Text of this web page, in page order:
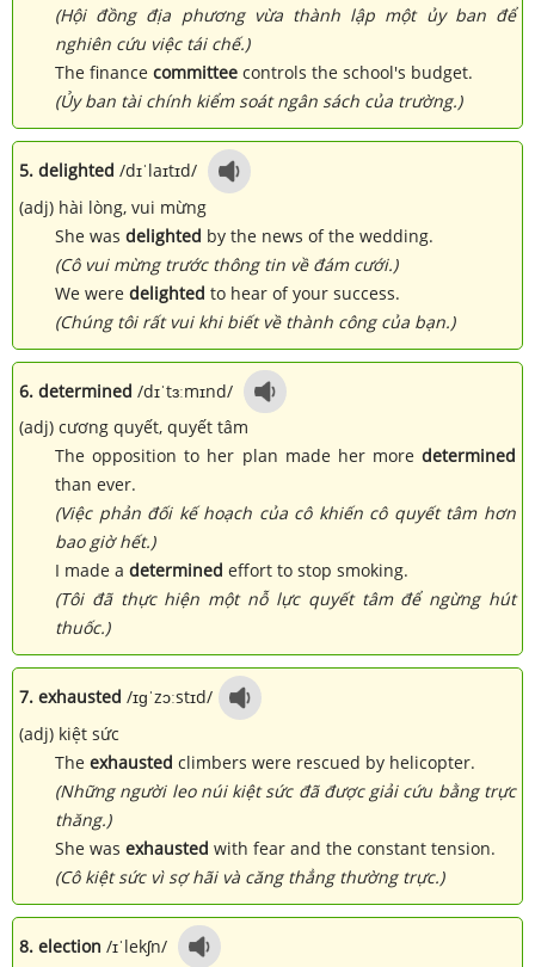
(Hội đồng địa phương vừa thành lập một ủy ban để
nghiên cứu việc tái chế.)
The finance committee controls the school's budget.
(Ủy ban tài chính kiểm soát ngân sách của trường.)
5. delighted /dɪˈlaɪtɪd/
(adj) hài lòng, vui mừng
She was delighted by the news of the wedding.
(Cô vui mừng trước thông tin về đám cưới.)
We were delighted to hear of your success.
(Chúng tôi rất vui khi biết về thành công của bạn.)
6. determined /dɪˈtɜːmɪnd/
(adj) cương quyết, quyết tâm
The opposition to her plan made her more determined
than ever.
(Việc phản đối kế hoạch của cô khiến cô quyết tâm hơn
bao giờ hết.)
I made a determined effort to stop smoking.
(Tôi đã thực hiện một nỗ lực quyết tâm để ngừng hút
thuốc.)
7. exhausted /ɪɡˈzɔːstɪd/
(adj) kiệt sức
The exhausted climbers were rescued by helicopter.
(Những người leo núi kiệt sức đã được giải cứu bằng trực
thăng.)
She was exhausted with fear and the constant tension.
(Cô kiệt sức vì sợ hãi và căng thẳng thường trực.)
8. election /ɪˈlekʃn/